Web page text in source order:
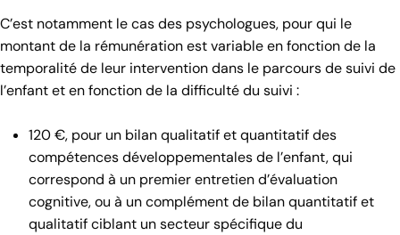
C’est notamment le cas des psychologues, pour qui le
montant de la rémunération est variable en fonction de la
temporalité de leur intervention dans le parcours de suivi de
l’enfant et en fonction de la difficulté du suivi :
120 €, pour un bilan qualitatif et quantitatif des
compétences développementales de l’enfant, qui
correspond à un premier entretien d’évaluation
cognitive, ou à un complément de bilan quantitatif et
qualitatif ciblant un secteur spécifique du